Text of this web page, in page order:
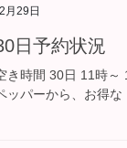
月29日
日予約状況
き時間 30日 11時～
ッパーから、お得な